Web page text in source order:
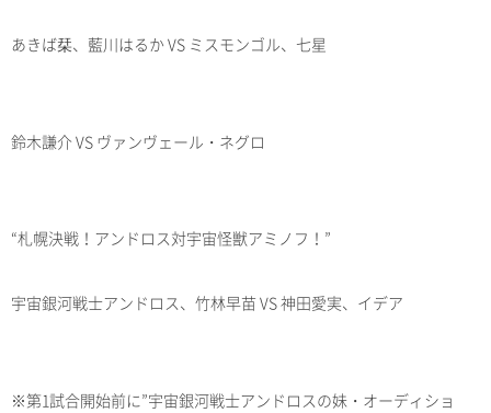
あきば栞、藍川はるか VS ミスモンゴル、七星
鈴木謙介 VS ヴァンヴェール・ネグロ
“札幌決戦！アンドロス対宇宙怪獣アミノフ！”
宇宙銀河戦士アンドロス、竹林早苗 VS 神田愛実、イデア
※第1試合開始前に”宇宙銀河戦士アンドロスの妹・オーディショ